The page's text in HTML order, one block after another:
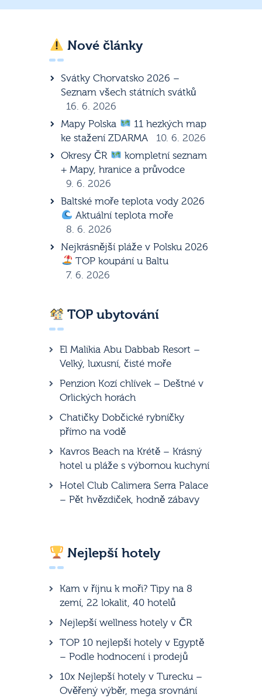
Nové články
Svátky Chorvatsko 2026 –
Seznam všech státních svátků
16. 6. 2026
Mapy Polska
11 hezkých map
ke stažení ZDARMA
10. 6. 2026
Okresy ČR
kompletní seznam
+ Mapy, hranice a průvodce
9. 6. 2026
Baltské moře teplota vody 2026
Aktuální teplota moře
8. 6. 2026
Nejkrásnější pláže v Polsku 2026
TOP koupání u Baltu
7. 6. 2026
TOP ubytování
El Malikia Abu Dabbab Resort –
Velký, luxusní, čisté moře
Penzion Kozí chlívek – Deštné v
Orlických horách
Chatičky Dobčické rybníčky
přímo na vodě
Kavros Beach na Krétě – Krásný
hotel u pláže s výbornou kuchyní
Hotel Club Calimera Serra Palace
– Pět hvězdiček, hodně zábavy
Nejlepší hotely
Kam v říjnu k moři? Tipy na 8
zemí, 22 lokalit, 40 hotelů
Nejlepší wellness hotely v ČR
TOP 10 nejlepší hotely v Egyptě
– Podle hodnocení i prodejů
10x Nejlepší hotely v Turecku –
Ověřený výběr, mega srovnání